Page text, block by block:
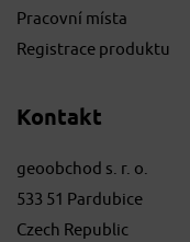
Pracovní místa
Registrace produktu
Kontakt
geoobchod s. r. o.
533 51 Pardubice
Czech Republic